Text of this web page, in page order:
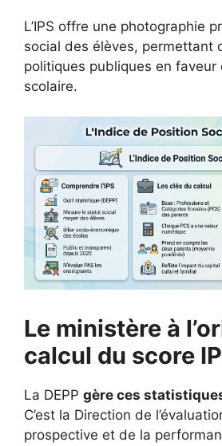
L’IPS offre une photographie
social des élèves, permettant
politiques publiques en faveur
scolaire.
Le ministère à
calcul du score
La DEPP gère ces
C’est la Direction de
prospective et de la